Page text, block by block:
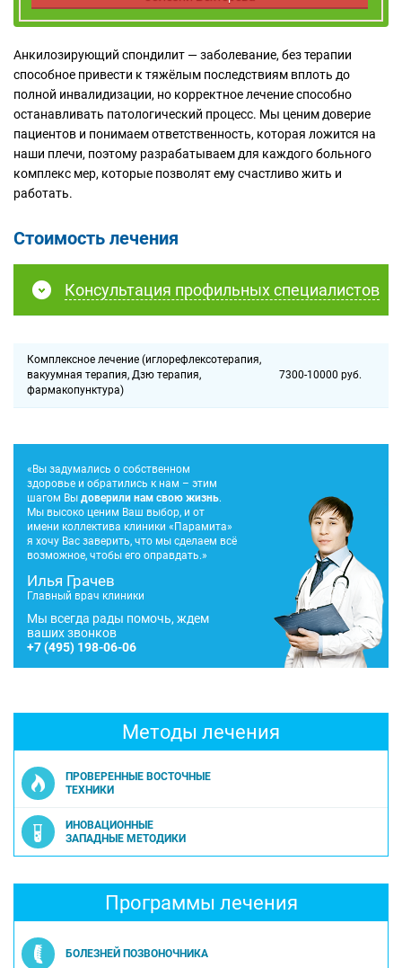
Анкилозирующий спондилит — заболевание, без терапии
способное привести к тяжёлым последствиям вплоть до
полной инвалидизации, но корректное лечение способно
останавливать патологический процесс. Мы ценим доверие
пациентов и понимаем ответственность, которая ложится на
наши плечи, поэтому разрабатываем для каждого больного
комплекс мер, которые позволят ему счастливо жить и
работать.
Стоимость лечения
Консультация профильных специалистов
Комплексное лечение (иглорефлексотерапия,
вакуумная терапия, Дзю терапия,
фармакопунктура)
7300-10000 руб.
«Вы задумались о собственном
здоровье и обратились к нам – этим
шагом Вы доверили нам свою жизнь.
Мы высоко ценим Ваш выбор, и от
имени коллектива клиники «Парамита»
я хочу Вас заверить, что мы сделаем всё
возможное, чтобы его оправдать.»
Илья Грачев
Главный врач клиники
Мы всегда рады помочь, ждем
ваших звонков
+7(495) 198-06-06
Методы лечения
ПРОВЕРЕННЫЕ ВОСТОЧНЫЕ
ТЕХНИКИ
ИНОВАЦИОННЫЕ
ЗАПАДНЫЕ МЕТОДИКИ
Программы лечения
БОЛЕЗНЕЙ ПОЗВОНОЧНИКА